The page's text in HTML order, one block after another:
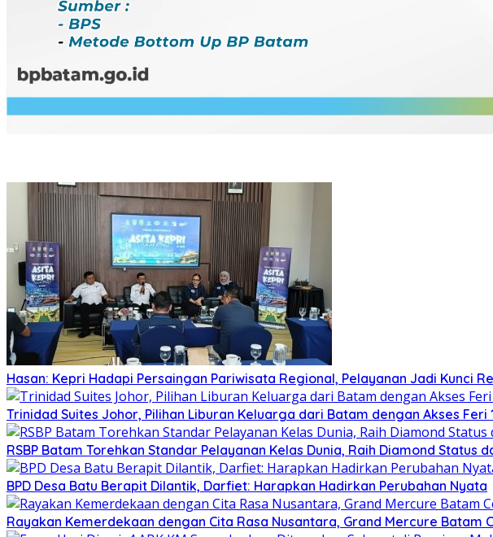
Hasan: Kepri Hadapi Persaingan Pariwisata Regional, Pelayanan Jadi Kunci
Trinidad Suites Johor, Pilihan Liburan Keluarga dari Batam dengan Akses Feri
RSBP Batam Torehkan Standar Pelayanan Kelas Dunia, Raih Diamond Status
BPD Desa Batu Berapit Dilantik, Darfiet: Harapkan Hadirkan Perubahan Nyata
Rayakan Kemerdekaan dengan Cita Rasa Nusantara, Grand Mercure Batam